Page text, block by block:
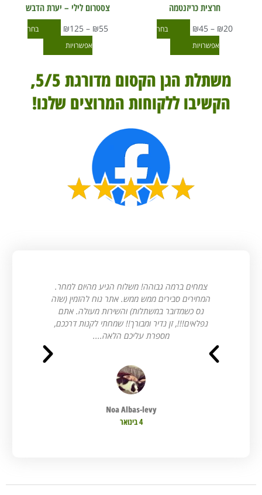
חרצית כריזנטמה
₪20
–
₪45
בחר
אפשרויות
האפשרויות
בעמוד
צסטרום לילי – יערת הדבש
₪55
–
₪125
בחר
אפשרויות
האפשרויות
בעמוד
משתלת הגן הקסום מדורגת 5/5,
הקשיבו ללקוחות המרוצים שלנו!
צמחים ברמה גבוהה! משלוח הגיע מהיום למחר.
המחירים סבירים ממש ממש. אתר נוח להזמין (שזה
נס כשמדובר במשתלות) והשירות מעולה. אתם
נפלאים!!!, זן נדיר ומבורך!! שמחתי לקנות דרככם,
מספרת עליכם הלאה....
Noa Albas-levy
4 בינואר